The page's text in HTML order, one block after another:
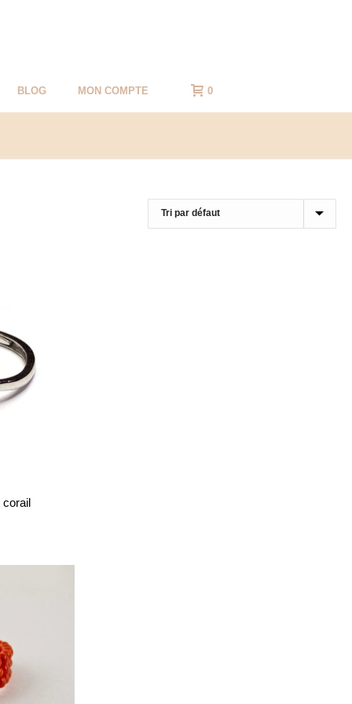
BLOG MON COMPTE 0
corail